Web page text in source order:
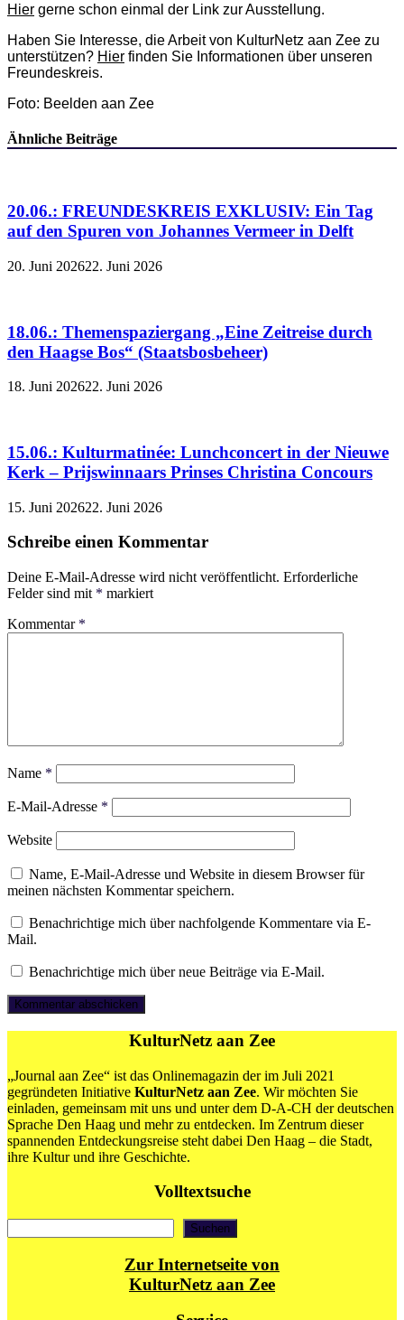
Hier gerne schon einmal der Link zur Ausstellung.
Haben Sie Interesse, die Arbeit von KulturNetz aan Zee zu
unterstützen? Hier finden Sie Informationen über unseren
Freundeskreis.
Foto: Beelden aan Zee
Ähnliche Beiträge
20.06.: FREUNDESKREIS EXKLUSIV: Ein Tag
auf den Spuren von Johannes Vermeer in Delft
20. Juni 202622. Juni 2026
18.06.: Themenspaziergang „Eine Zeitreise durch
den Haagse Bos“ (Staatsbosbeheer)
18. Juni 202622. Juni 2026
15.06.: Kulturmatinée: Lunchconcert in der Nieuwe
Kerk – Prijswinnaars Prinses Christina Concours
15. Juni 202622. Juni 2026
Schreibe einen Kommentar
Deine E-Mail-Adresse wird nicht veröffentlicht. Erforderliche
Felder sind mit * markiert
Kommentar *
Name *
E-Mail-Adresse *
Website
Name, E-Mail-Adresse und Website in diesem Browser für
meinen nächsten Kommentar speichern.
Benachrichtige mich über nachfolgende Kommentare via E-
Mail.
Benachrichtige mich über neue Beiträge via E-Mail.
KulturNetz aan Zee
„Journal aan Zee“ ist das Onlinemagazin der im Juli 2021
gegründeten Initiative KulturNetz aan Zee. Wir möchten Sie
einladen, gemeinsam mit uns und unter dem D-A-CH der deutschen
Sprache Den Haag und mehr zu entdecken. Im Zentrum dieser
spannenden Entdeckungsreise steht dabei Den Haag – die Stadt,
ihre Kultur und ihre Geschichte.
Volltextsuche
Suchen
Zur Internetseite von
KulturNetz aan Zee